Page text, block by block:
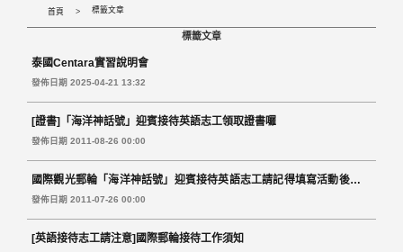
首頁 標籤文章
標籤文章
泰國Centara實習說明會
發佈日期 2025-04-21 13:32
[證書]「海洋神話號」迎賓接待英語志工領取證書囉
發佈日期 2011-08-26 00:00
國際觀光郵輪「海洋神話號」迎賓接待英語志工請記得填寫活動後心得
與問卷
發佈日期 2011-07-26 00:00
[英語接待志工請注意]國際郵輪接待工作須知